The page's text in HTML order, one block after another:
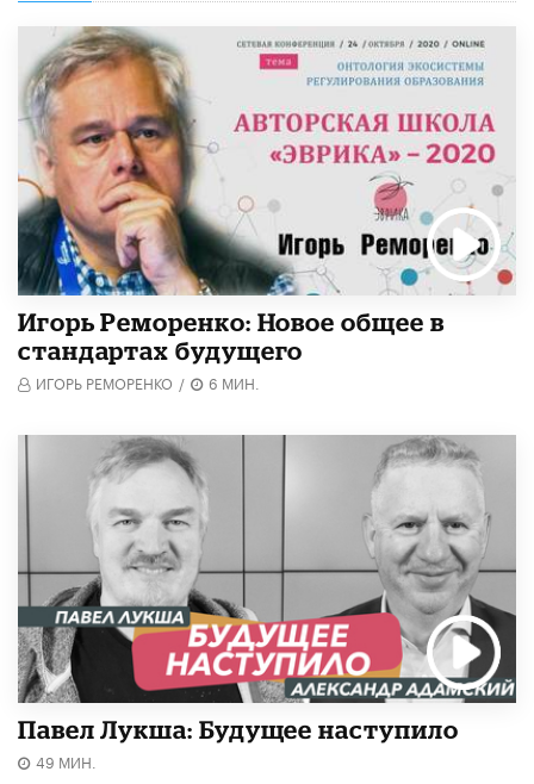
Игорь Реморенко: Новое общее в
стандартах будущего
ИГОРЬ РЕМОРЕНКО / 6 МИН.
Павел Лукша: Будущее наступило
49 МИН.